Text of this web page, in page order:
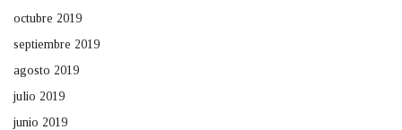
octubre 2019
septiembre 2019
agosto 2019
julio 2019
junio 2019